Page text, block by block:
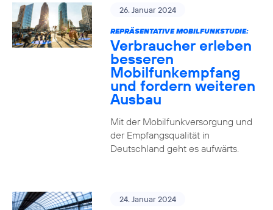
26. Januar 2024
REPRÄSENTATIVE MOBILFUNKSTUDIE:
Verbraucher erleben
besseren
Mobilfunkempfang
und fordern weiteren
Ausbau
Mit der Mobilfunkversorgung und
der Empfangsqualität in
Deutschland geht es aufwärts.
24. Januar 2024